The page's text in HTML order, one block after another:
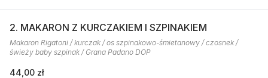
2. MAKARON Z KURCZAKIEM I SZPINAKIEM
Makaron Rigatoni / kurczak / os szpinakowo-śmietanowy / czosnek /
świeży baby szpinak / Grana Padano DOP
44,00 zł